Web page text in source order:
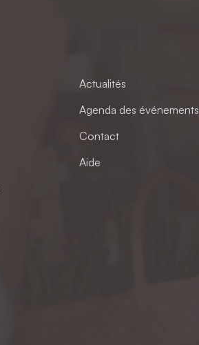
Actualités
Agenda des événements
Contact
Aide